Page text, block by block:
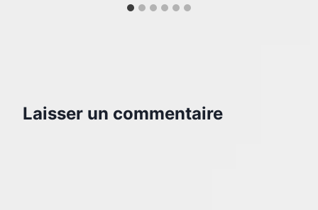
Laisser un commentaire